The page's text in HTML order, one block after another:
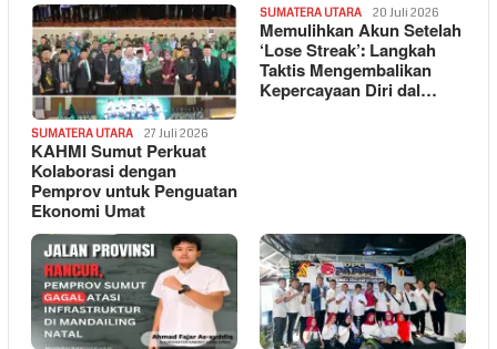
SUMATERA UTARA 27 Juli 2026
KAHMI Sumut Perkuat
Kolaborasi dengan
Pemprov untuk Penguatan
Ekonomi Umat
SUMATERA UTARA 20 Juli 2026
Memulihkan Akun Setelah
‘Lose Streak’: Langkah
Taktis Mengembalikan
Kepercayaan Diri dal…